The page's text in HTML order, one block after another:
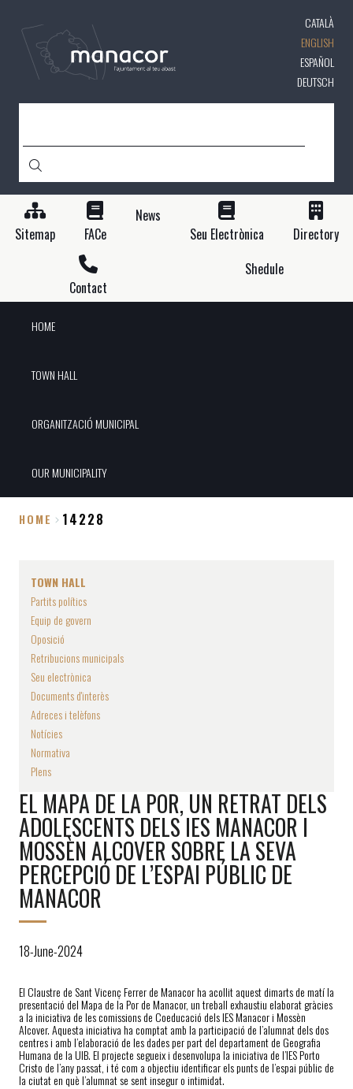
content
CATALÀ
ENGLISH
ESPAÑOL
DEUTSCH
Sitemap FACe
News
Seu Electrònica
Directory
Contact
Shedule
HOME
TOWN HALL
ORGANITZACIÓ MUNICIPAL
OUR MUNICIPALITY
HOME 14228
TOWN HALL
Partits polítics
Equip de govern
Oposició
Retribucions municipals
Seu electrònica
Documents d'interès
Adreces i telèfons
Notícies
Normativa
Plens
EL MAPA DE LA POR, UN RETRAT DELS
ADOLESCENTS DELS IES MANACOR I
MOSSÈN ALCOVER SOBRE LA SEVA
PERCEPCIÓ DE L’ESPAI PÚBLIC DE
MANACOR
18-June-2024
El Claustre de Sant Vicenç Ferrer de Manacor ha acollit aquest dimarts de matí la
presentació del Mapa de la Por de Manacor, un treball exhaustiu elaborat gràcies
a la iniciativa de les comissions de Coeducació dels IES Manacor i Mossèn
Alcover. Aquesta iniciativa ha comptat amb la participació de l’alumnat dels dos
centres i amb l’elaboració de les dades per part del departament de Geografia
Humana de la UIB. El projecte segueix i desenvolupa la iniciativa de l’IES Porto
Cristo de l’any passat, i té com a objectiu identificar els punts de l’espai públic de
la ciutat en què l’alumnat se sent insegur o intimidat.